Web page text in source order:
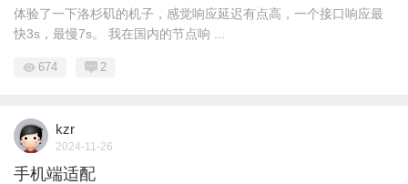
体验了一下洛杉矶的机子，感觉响应延迟有点高，一个接口响应最
快3s，最慢7s。 我在国内的节点响 ...
674 2
kzr
2024-11-26
手机端适配